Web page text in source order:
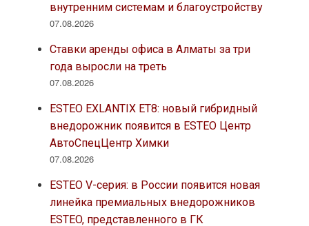
внутренним системам и благоустройству
07.08.2026
Ставки аренды офиса в Алматы за три
года выросли на треть
07.08.2026
ESTEO EXLANTIX ET8: новый гибридный
внедорожник появится в ESTEO Центр
АвтоСпецЦентр Химки
07.08.2026
ESTEO V-серия: в России появится новая
линейка премиальных внедорожников
ESTEO, представленного в ГК